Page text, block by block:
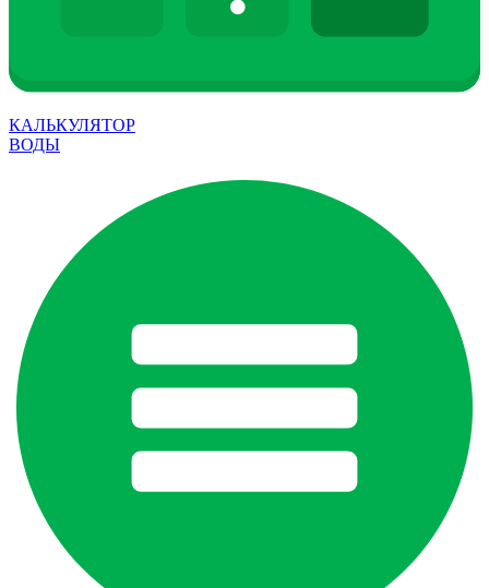
КАЛЬКУЛЯТОР
ВОДЫ